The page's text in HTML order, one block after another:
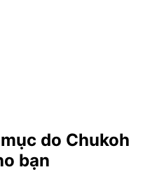
do Chukoh
bạn